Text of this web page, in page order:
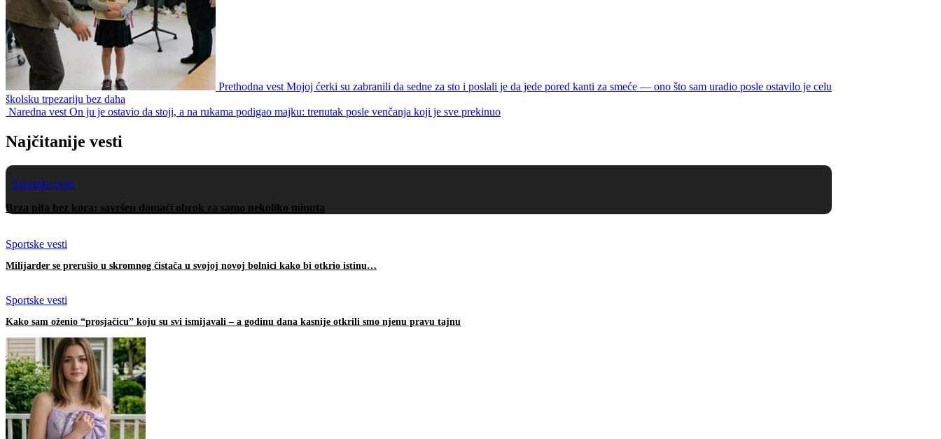
Prethodna vest Mojoj ćerki su zabranili da sedne za sto i poslali je da jede pored kanti za smeće — ono što sam uradio posle ostavilo je celu
školsku trpezariju bez daha
Naredna vest On ju je ostavio da stoji, a na rukama podigao majku: trenutak posle venčanja koji je sve prekinuo
Najčitanije vesti
Sportske vesti
Brza pita bez kora: savršen domaći obrok za samo nekoliko minuta
Sportske vesti
Milijarder se prerušio u skromnog čistača u svojoj novoj bolnici kako bi otkrio istinu…
Sportske vesti
Kako sam oženio “prosjačicu” koju su svi ismijavali – a godinu dana kasnije otkrili smo njenu pravu tajnu